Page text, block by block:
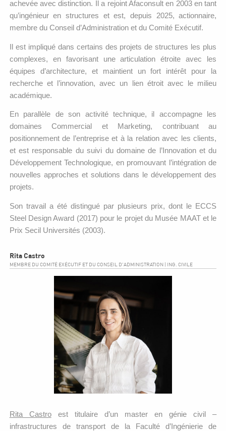
achevée avec distinction. Il a rejoint Afaconsult en 2003 en tant
qu’ingénieur en structures et est, depuis 2025, actionnaire,
membre du Conseil d’Administration et du Comité Exécutif.
Il est impliqué dans certains des projets de structures les plus
complexes, en favorisant une articulation étroite avec les
équipes d’architecture, et maintient un fort intérêt pour la
recherche et l’innovation, avec un lien étroit avec le milieu
académique.
En parallèle de son activité technique, il accompagne les
domaines Commercial et Marketing, contribuant au
positionnement de l’entreprise et à la relation avec les clients,
et est responsable du suivi du domaine de l’Innovation et du
Développement Technologique, en promouvant l’intégration de
nouvelles approches et solutions dans le développement des
projets.
Son travail a été distingué par plusieurs prix, dont le ECCS
Steel Design Award (2017) pour le projet du Musée MAAT et le
Prix Secil Universités (2003).
Rita Castro
MEMBRE DU COMITÉ EXÉCUTIF ET DU CONSEIL D'ADMINISTRATION | ING. CIVILE
Rita Castroest titulaire d’un master en génie civil –
infrastructures de transport de la Faculté d’Ingénierie de